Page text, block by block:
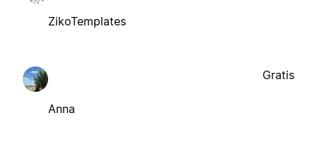
ZikoTemplates
Anna
Gratis